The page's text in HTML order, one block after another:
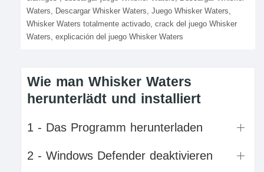
Waters, Descargar Whisker Waters, Juego Whisker Waters,
Whisker Waters totalmente activado, crack del juego Whisker
Waters, explicación del juego Whisker Waters
Wie man Whisker Waters
herunterlädt und installiert
1 - Das Programm herunterladen
2 - Windows Defender deaktivieren